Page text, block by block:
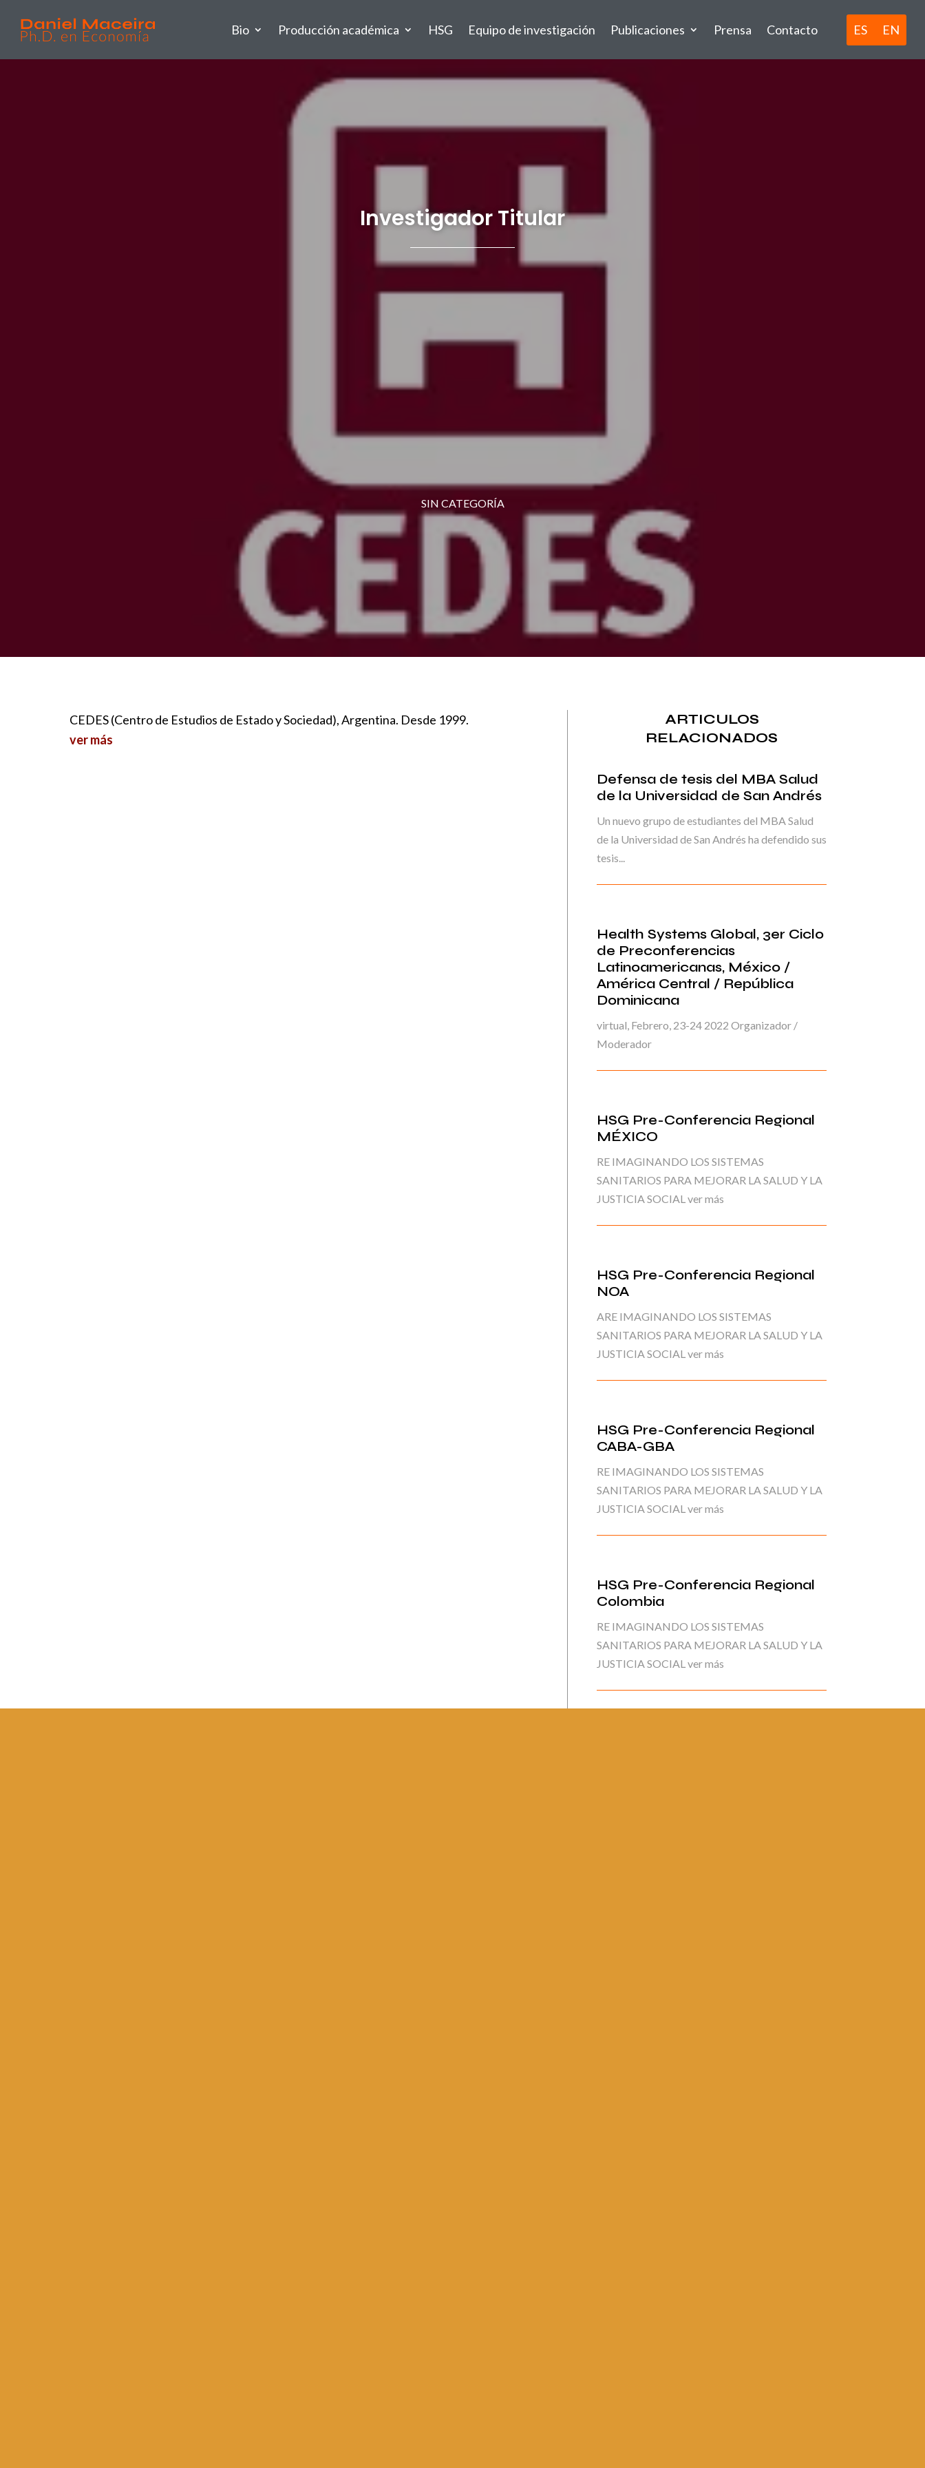
Bio Producción académica HSG Equipo de investigación Publicaciones Prensa Contacto ES EN
Investigador Titular
SIN CATEGORÍA
CEDES (Centro de Estudios de Estado y Sociedad), Argentina. Desde 1999.
ver más
ARTICULOS
RELACIONADOS
Defensa de tesis del MBA Salud
de la Universidad de San Andrés
Un nuevo grupo de estudiantes del MBA Salud
de la Universidad de San Andrés ha defendido sus
tesis...
Health Systems Global, 3er Ciclo
de Preconferencias
Latinoamericanas, México /
América Central / República
Dominicana
virtual, Febrero, 23-24 2022 Organizador /
Moderador
HSG Pre-Conferencia Regional
MÉXICO
RE IMAGINANDO LOS SISTEMAS
SANITARIOS PARA MEJORAR LA SALUD Y LA
JUSTICIA SOCIAL ver más
HSG Pre-Conferencia Regional
NOA
ARE IMAGINANDO LOS SISTEMAS
SANITARIOS PARA MEJORAR LA SALUD Y LA
JUSTICIA SOCIAL ver más
HSG Pre-Conferencia Regional
CABA-GBA
RE IMAGINANDO LOS SISTEMAS
SANITARIOS PARA MEJORAR LA SALUD Y LA
JUSTICIA SOCIAL ver más
HSG Pre-Conferencia Regional
Colombia
RE IMAGINANDO LOS SISTEMAS
SANITARIOS PARA MEJORAR LA SALUD Y LA
JUSTICIA SOCIAL ver más